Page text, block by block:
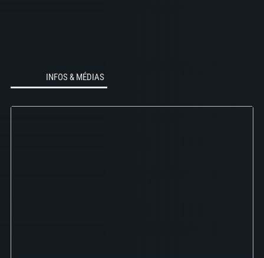
INFOS & MÉDIAS